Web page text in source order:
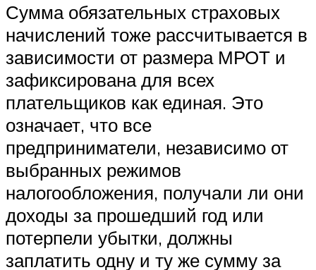
Сумма обязательных страховых
начислений тоже рассчитывается в
зависимости от размера МРОТ и
зафиксирована для всех
плательщиков как единая. Это
означает, что все
предприниматели, независимо от
выбранных режимов
налогообложения, получали ли они
доходы за прошедший год или
потерпели убытки, должны
заплатить одну и ту же сумму за